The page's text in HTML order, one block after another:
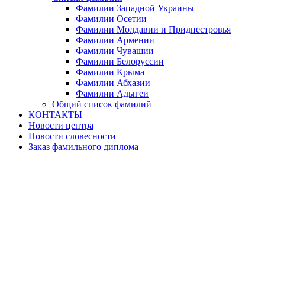
Фамилии Западной Украины
Фамилии Осетии
Фамилии Молдавии и Приднестровья
Фамилии Армении
Фамилии Чувашии
Фамилии Белоруссии
Фамилии Крыма
Фамилии Абхазии
Фамилии Адыгеи
Общий список фамилий
КОНТАКТЫ
Новости центра
Новости словесности
Заказ фамильного диплома